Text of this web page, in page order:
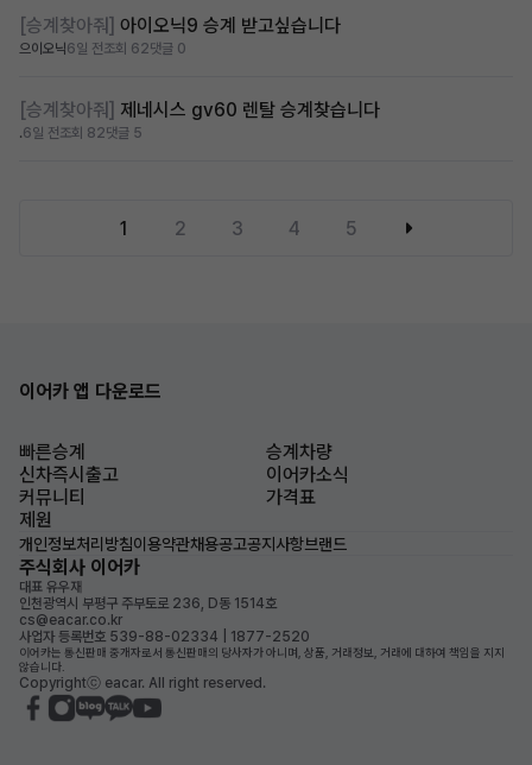
[승계찾아줘] 아이오닉9 승계 받고싶습니다
으이오닉 6일 전조회 62댓글 0
[승계찾아줘] 제네시스 gv60 렌탈 승계찾습니다
.6일 전조회 82댓글 5
1 2 3 4 5
이어카 앱 다운로드
빠른승계
승계차량
신차즉시출고
이어카소식
커뮤니티
가격표
제원
개인정보처리방침이용약관채용공고공지사항브랜드
주식회사 이어카
대표 유우재
인천광역시 부평구 주부토로 236, D동 1514호
cs@eacar.co.kr
사업자 등록번호 539-88-02334 | 1877-2520
이어카는 통신판매 중개자로서 통신판매의 당사자가 아니며, 상품, 거래정보, 거래에 대하여 책임을 지지
않습니다.
Copyrightⓒ eacar. All right reserved.